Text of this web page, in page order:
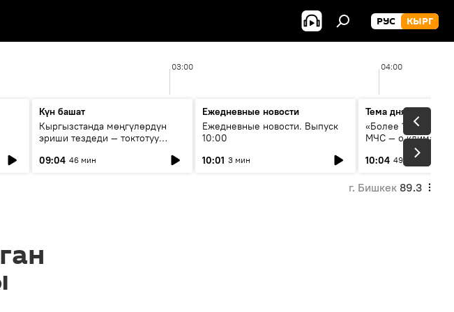
РУС КЫРГ
03:00 04:00
Күн башат
Кыргызстанда мөңгүлөрдүн
эриши тездеди — токтотуу
09:04 46 мин
Ежедневные новости
Ежедневные новости. Выпуск
10:00
10:01 3 мин
Тема дня
«Более 1200 сёл в
МЧС — о климате,
системе
населения
10:04 49 мин
г. Бишкек 89.3